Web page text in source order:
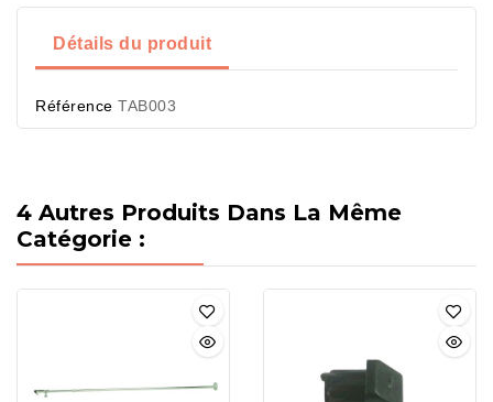
Détails du produit
Référence TAB003
4 Autres Produits Dans La Même
Catégorie :